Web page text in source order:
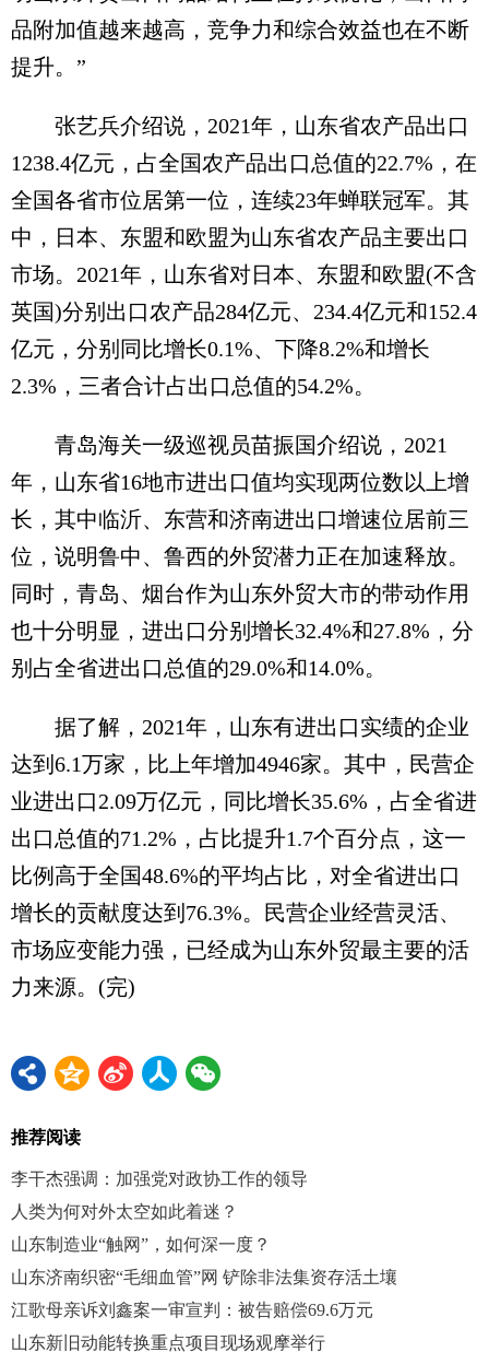
品附加值越来越高，竞争力和综合效益也在不断
提升。”
张艺兵介绍说，2021年，山东省农产品出口
1238.4亿元，占全国农产品出口总值的22.7%，在
全国各省市位居第一位，连续23年蝉联冠军。其
中，日本、东盟和欧盟为山东省农产品主要出口
市场。2021年，山东省对日本、东盟和欧盟(不含
英国)分别出口农产品284亿元、234.4亿元和152.4
亿元，分别同比增长0.1%、下降8.2%和增长
2.3%，三者合计占出口总值的54.2%。
青岛海关一级巡视员苗振国介绍说，2021
年，山东省16地市进出口值均实现两位数以上增
长，其中临沂、东营和济南进出口增速位居前三
位，说明鲁中、鲁西的外贸潜力正在加速释放。
同时，青岛、烟台作为山东外贸大市的带动作用
也十分明显，进出口分别增长32.4%和27.8%，分
别占全省进出口总值的29.0%和14.0%。
据了解，2021年，山东有进出口实绩的企业
达到6.1万家，比上年增加4946家。其中，民营企
业进出口2.09万亿元，同比增长35.6%，占全省进
出口总值的71.2%，占比提升1.7个百分点，这一
比例高于全国48.6%的平均占比，对全省进出口
增长的贡献度达到76.3%。民营企业经营灵活、
市场应变能力强，已经成为山东外贸最主要的活
力来源。(完)
推荐阅读
李干杰强调：加强党对政协工作的领导
人类为何对外太空如此着迷？
山东制造业“触网”，如何深一度？
山东济南织密“毛细血管”网 铲除非法集资存活土壤
江歌母亲诉刘鑫案一审宣判：被告赔偿69.6万元
山东新旧动能转换重点项目现场观摩举行